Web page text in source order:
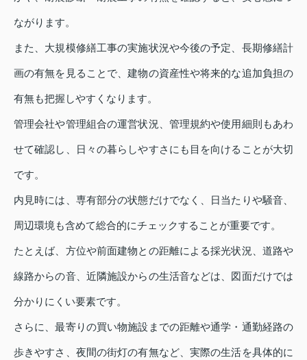
ながります。
また、大規模修繕工事の実施状況や今後の予定、長期修繕計
画の有無を見ることで、建物の資産性や将来的な追加負担の
有無も把握しやすくなります。
管理会社や管理組合の運営状況、管理規約や使用細則もあわ
せて確認し、日々の暮らしやすさにも目を向けることが大切
です。
内見時には、専有部分の状態だけでなく、日当たりや騒音、
周辺環境も含めて総合的にチェックすることが重要です。
たとえば、方位や前面建物との距離による採光状況、道路や
線路からの音、近隣施設からの生活音などは、図面だけでは
分かりにくい要素です。
さらに、最寄りの買い物施設までの距離や通学・通勤経路の
歩きやすさ、夜間の街灯の有無など、実際の生活を具体的に